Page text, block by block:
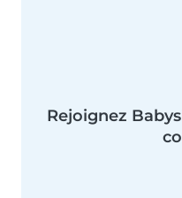
Rejoignez